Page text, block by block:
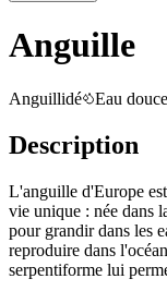
Anguille
Anguillidé Eau douce
Description
L'anguille d'Europe
vie unique : née dans
pour grandir dans les
reproduire dans
serpentiforme lui